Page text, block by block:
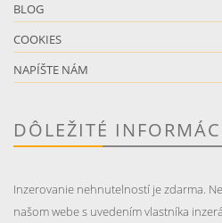
BLOG
COOKIES
NAPÍŠTE NÁM
DÔLEŽITÉ
Inzerovanie nehnutelností je zdarma.
našom webe s uvedením vlastníka